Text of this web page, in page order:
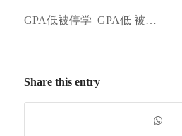
GPA低被停学 GPA低 被…
Share this entry